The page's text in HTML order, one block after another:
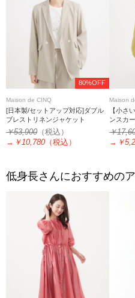
80%OFF
Maison de CINQ
[日本製/セットアップ対応]ダブル
ブレストリネンジャケット
￥53,900 （税込）
→ ￥10,780 （税込）
Maison
【小さ
ンスカ
￥
→ ￥
低身長さんにおすすめの